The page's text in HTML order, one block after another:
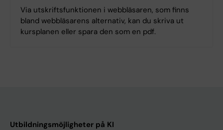
Via utskriftsfunktionen i webbläsaren, som finns
bland webbläsarens alternativ, kan du skriva ut
kursplanen eller spara den som en pdf.
Utbildningsmöjligheter på KI